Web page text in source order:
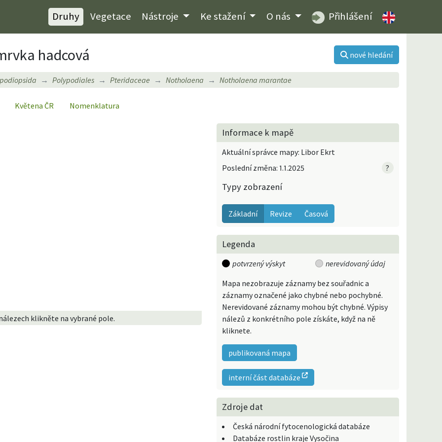
Druhy Vegetace Nástroje Ke stažení O nás Přihlášení
hadcová nové hledání
Polypodiales Pteridaceae Notholaena Notholaena marantae
Květena ČR Nomenklatura
klikněte na vybrané pole.
Informace k mapě
Aktuální správce mapy: Libor Ekrt
Poslední změna: 1.1.2025
?
Typy zobrazení
Základní Revize Časová
Legenda
potvrzený výskyt
nerevidovaný údaj
Mapa nezobrazuje záznamy bez souřadnic a
záznamy označené jako chybné nebo pochybné.
Nerevidované záznamy mohou být chybné. Výpisy
nálezů z konkrétního pole získáte, když na ně
kliknete.
publikovaná mapa
interní část databáze
Zdroje dat
Česká národní fytocenologická databáze
Databáze rostlin kraje Vysočina